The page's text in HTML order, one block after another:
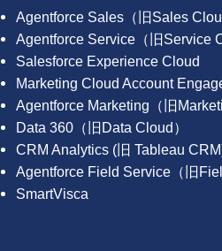
Agentforce Sales（旧Sales
Agentforce Service（旧Service
Salesforce Experience Cloud
Marketing Cloud Account
Agentforce Marketing（旧
Data 360（旧Data Cloud）
CRM Analytics (旧 Tableau
Agentforce Field Service（旧
SmartVisca